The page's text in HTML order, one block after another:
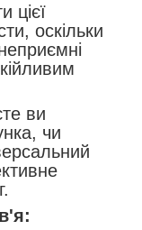
цієї
оскільки
ви
чи